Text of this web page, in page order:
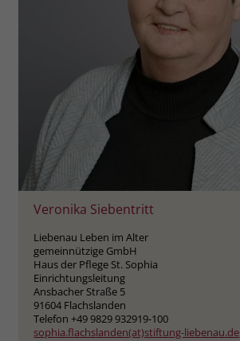
Veronika Siebentritt
Liebenau Leben im Alter
gemeinnützige GmbH
Haus der Pflege St. Sophia
Einrichtungsleitung
Ansbacher Straße 5
91604 Flachslanden
Telefon +49 9829 932919-100
sophia.flachslanden(at)stiftung-liebenau.de